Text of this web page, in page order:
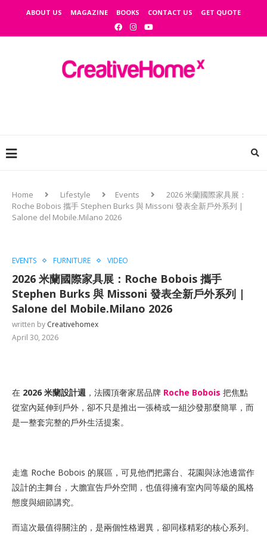
ABOUT US MAGAZINE BOOKS CONTACT US GET QUOTE
Home Lifestyle Events
2026 米蘭國際家具展：
Roche Bobois 攜手 Stephen Burks 與 Missoni 發表全新戶外系列 |
Salone del Mobile.Milano 2026
EVENTS FURNITURE VIDEO
2026 米蘭國際家具展：Roche Bobois 攜手
Stephen Burks 與 Missoni 發表全新戶外系列 |
Salone del Mobile.Milano 2026
written by Creativehomex
April 30, 2026
在 2026 米蘭設計週 ，法國頂奢家居品牌 Roche Bobois 把焦點
從室內延伸到戶外，卻不只是推出一張椅或一組沙發那麼簡單，而
是一整套完整的戶外生活提案。
走進 Roche Bobois 的展區，可見他們把露台、花園與泳池邊當作
設計的主舞台，大膽宣告戶外空間，也值得擁有室內同等級的風格
態度與細節講究。
而這次最值得關注的，是兩個性格迥異，卻同樣精彩的核心系列。